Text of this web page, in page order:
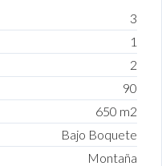
3
1
2
90
650 m2
Bajo Boquete
Montaña